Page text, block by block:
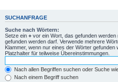
SUCHANFRAGE
Suche nach Wörtern:
Setze ein + vor ein Wort, das gefunden werden
gefunden werden darf. Verwende mehrere
Klammer, wenn nur eines der Wörter gefunden
Platzhalter für teilweise Übereinstimmungen.
Nach allen Begriffen suchen oder Suche
Nach einem Begriff suchen